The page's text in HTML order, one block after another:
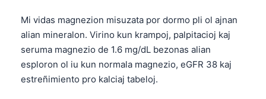
Mi vidas magnezion misuzata por dormo pli ol ajnan
alian mineralon. Virino kun krampoj, palpitacioj kaj
seruma magnezio de 1.6 mg/dL bezonas alian
esploron ol iu kun normala magnezio, eGFR 38 kaj
estreñimiento pro kalciaj tabeloj.
Ślōnskŏ gŏdka
Norsk bokmål